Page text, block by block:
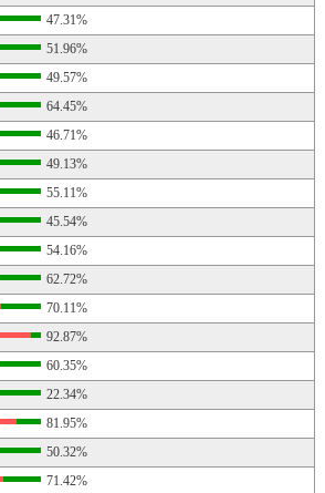
47.31%
51.96%
49.57%
64.45%
46.71%
49.13%
55.11%
45.54%
54.16%
62.72%
70.11%
92.87%
60.35%
22.34%
81.95%
50.32%
71.42%